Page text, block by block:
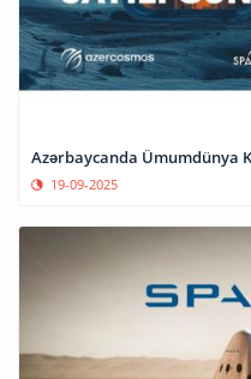
Azərbaycanda Ümumdünya
19-09-2025